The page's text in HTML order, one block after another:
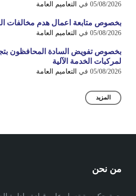
05/08/2026 في التعاميم العامة
بخصوص متابعة اعمال هدم مخالفات
05/08/2026 في التعاميم العامة
بخصوص تفويض السادة المحافظون
لمركبات الخدمة الآلية
05/08/2026 في التعاميم العامة
المزيد
من نحن